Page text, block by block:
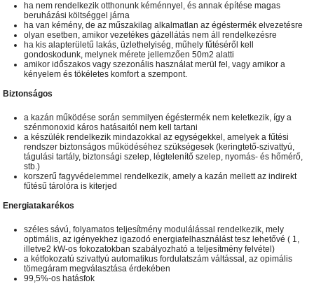
ha nem rendelkezik otthonunk kéménnyel, és annak építése magas
beruházási költséggel járna
ha van kémény, de az műszakilag alkalmatlan az égéstermék elvezetésre
olyan esetben, amikor vezetékes gázellátás nem áll rendelkezésre
ha kis alapterületű lakás, üzlethelyiség, műhely fűtéséről kell
gondoskodunk, melynek mérete jellemzően 50m2 alatti
amikor időszakos vagy szezonális használat merül fel, vagy amikor a
kényelem és tökéletes komfort a szempont.
Biztonságos
a kazán működése során semmilyen égéstermék nem keletkezik, így a
szénmonoxid káros hatásaitól nem kell tartani
a készülék rendelkezik mindazokkal az egységekkel, amelyek a fűtési
rendszer biztonságos működéséhez szükségesek (keringtető-szivattyú,
tágulási tartály, biztonsági szelep, légtelenítő szelep, nyomás- és hőmérő,
stb.)
korszerű fagyvédelemmel rendelkezik, amely a kazán mellett az indirekt
fűtésű tárolóra is kiterjed
Energiatakarékos
széles sávú, folyamatos teljesítmény modulálással rendelkezik, mely
optimális, az igényekhez igazodó energiafelhasználást tesz lehetővé ( 1,
illetve2 kW-os fokozatokban szabályozható a teljesítmény felvétel)
a kétfokozatú szivattyú automatikus fordulatszám váltással, az opimális
tömegáram megválasztása érdekében
99,5%-os hatásfok